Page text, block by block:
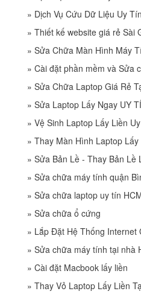
» Dịch Vụ Cứu Dữ Liệu Uy
» Thiết kế website giá rẻ Sài
» Sửa Chữa Màn Hình Máy
» Cài đặt phần mềm và Sửa
» Sửa Chữa Laptop Giá Rẻ
» Sửa Laptop Lấy Ngay UY
» Vệ Sinh Laptop Lấy Liền
» Thay Màn Hình Laptop Lấy
» Sửa Bản Lề - Thay Bản Lề
» Sửa chữa máy tính quận
» Sửa chữa laptop uy tín
» Sửa chữa ổ cứng
» Lắp Đặt Hệ Thống Internet
» Sửa chữa máy tính tại nhà
» Cài đặt Macbook lấy liền
» Thay Vỏ Laptop Lấy Liền